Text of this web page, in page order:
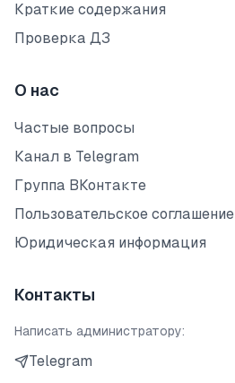
Краткие содержания
Проверка ДЗ
О нас
Частые вопросы
Канал в Telegram
Группа ВКонтакте
Пользовательское соглашение
Юридическая информация
Контакты
Написать администратору:
Telegram